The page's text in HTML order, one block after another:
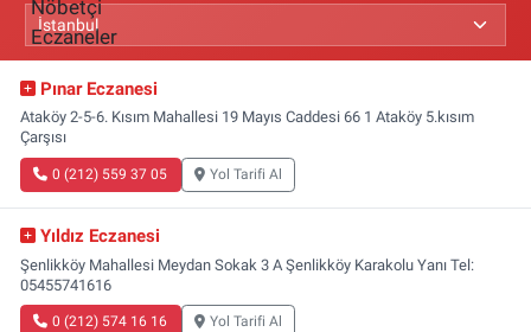
Pınar Eczanesi
Ataköy 2-5-6. Kısım Mahallesi 19 Mayıs Caddesi 66 1 Ataköy 5.kısım
Çarşısı
0 (212) 559 37 05 Yol Tarifi Al
Yıldız Eczanesi
Şenlikköy Mahallesi Meydan Sokak 3 A Şenlikköy Karakolu Yanı Tel:
05455741616
0 (212) 574 16 16 Yol Tarifi Al